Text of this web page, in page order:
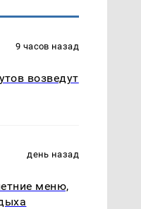
9 часов назад
возведут
день назад
меню,